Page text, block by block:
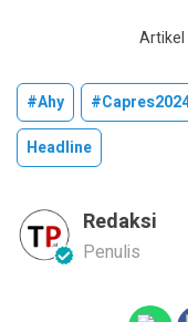
Artikel
#ahy
Headline
Redaksi
Penulis